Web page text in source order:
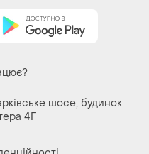
шосе, будинок
4Г